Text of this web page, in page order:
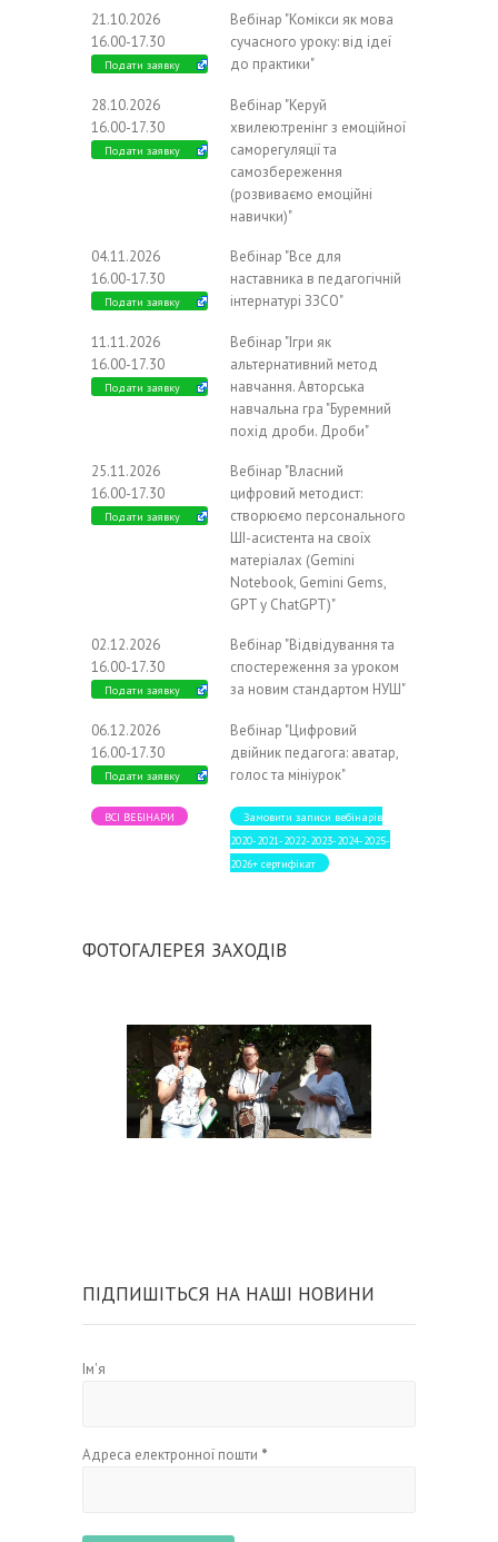
21.10.2026
16.00-17.30
Подати заявку
Вебінар "Комікси як мова
сучасного уроку: від ідеї
до практики"
28.10.2026
16.00-17.30
Подати заявку
Вебінар "Керуй
хвилею:тренінг з емоційної
саморегуляції та
самозбереження
(розвиваємо емоційні
навички)"
04.11.2026
16.00-17.30
Подати заявку
Вебінар "Все для
наставника в педагогічній
інтернатурі ЗЗСО"
11.11.2026
16.00-17.30
Подати заявку
Вебінар "Ігри як
альтернативний метод
навчання. Авторська
навчальна гра "Буремний
похід дроби. Дроби"
25.11.2026
16.00-17.30
Подати заявку
Вебінар "Власний
цифровий методист:
створюємо персонального
ШІ-асистента на своїх
матеріалах (Gemini
Notebook, Gemini Gems,
GPT у ChatGPT)"
02.12.2026
16.00-17.30
Подати заявку
Вебінар "Відвідування та
спостереження за уроком
за новим стандартом НУШ"
06.12.2026
16.00-17.30
Подати заявку
Вебінар "Цифровий
двійник педагога: аватар,
голос та мініурок"
ВСІ ВЕБІНАРИ
Замовити записи вебінарів
2020-2021-2022-2023-2024-2025-
2026+ сертифікат
ФОТОГАЛЕРЕЯ ЗАХОДІВ
ПІДПИШІТЬСЯ НА НАШІ НОВИНИ
Ім'я
Адреса електронної пошти *